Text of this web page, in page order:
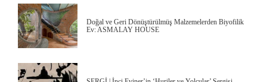
Doğal ve Geri Dönüştürülmüş Malzemelerden Biyofilik
Ev: ASMALAY HOUSE